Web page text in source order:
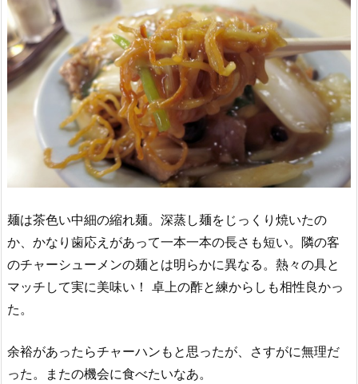
麺は茶色い中細の縮れ麺。深蒸し麺をじっくり焼いたの
か、かなり歯応えがあって一本一本の長さも短い。隣の客
のチャーシューメンの麺とは明らかに異なる。熱々の具と
マッチして実に美味い！ 卓上の酢と練からしも相性良かっ
た。
余裕があったらチャーハンもと思ったが、さすがに無理だ
った。またの機会に食べたいなあ。